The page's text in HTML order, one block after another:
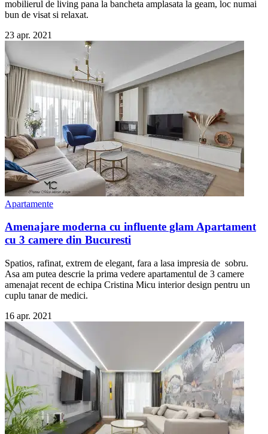
mobilierul de living pana la bancheta amplasata la geam, loc numai
bun de visat si relaxat.
23 apr. 2021
Apartamente
Amenajare moderna cu influente glam Apartament
cu 3 camere din Bucuresti
Spatios, rafinat, extrem de elegant, fara a lasa impresia de sobru.
Asa am putea descrie la prima vedere apartamentul de 3 camere
amenajat recent de echipa Cristina Micu interior design pentru un
cuplu tanar de medici.
16 apr. 2021